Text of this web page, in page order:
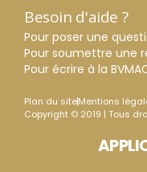
Besoin d'aide ?
Pour poser une
Pour soumettre une
Pour écrire à la
Plan du siteMentions
Copyright © 2019 | Tous